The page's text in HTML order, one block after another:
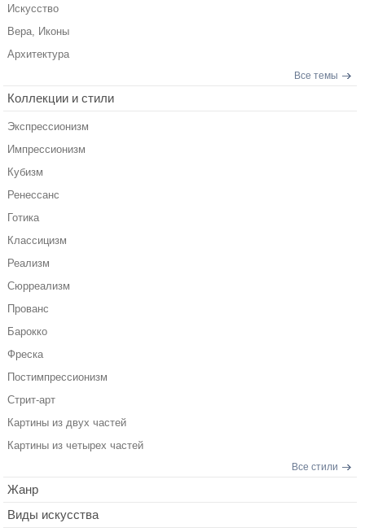
Искусство
Вера, Иконы
Архитектура
Все темы
Коллекции и стили
Экспрессионизм
Импрессионизм
Кубизм
Ренессанс
Готика
Классицизм
Реализм
Сюрреализм
Прованс
Барокко
Фреска
Постимпрессионизм
Стрит-арт
Картины из двух частей
Картины из четырех частей
Все стили
Жанр
Виды искусства